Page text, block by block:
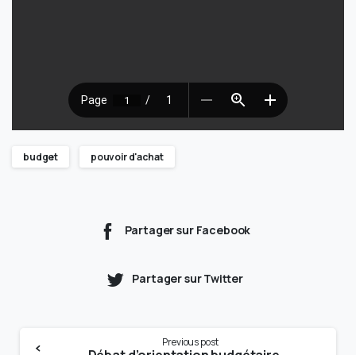
budget pouvoir d'achat
Partager sur Facebook
Partager sur Twitter
Previous post